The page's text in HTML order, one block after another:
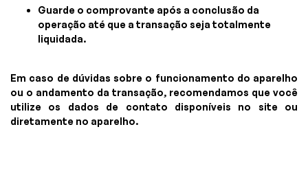
Guarde o comprovante após a conclusão da
operação até que a transação seja totalmente
liquidada.
Em caso de dúvidas sobre o funcionamento do aparelho
ou o andamento da transação, recomendamos que você
utilize os dados de contato disponíveis no site ou
diretamente no aparelho.